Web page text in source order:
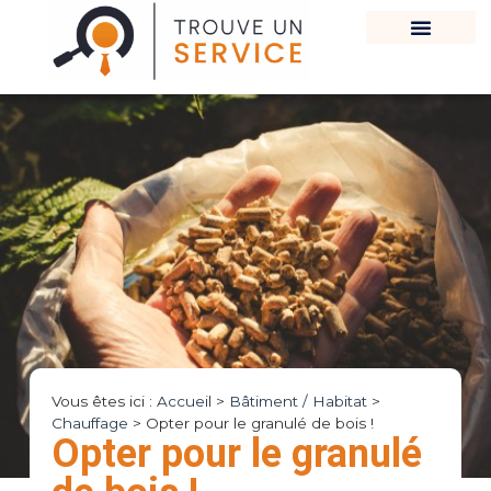
Vous êtes ici : Accueil > Bâtiment / Habitat>
Chauffage > Opter pour le granulé de bois !
Opter pour le granulé